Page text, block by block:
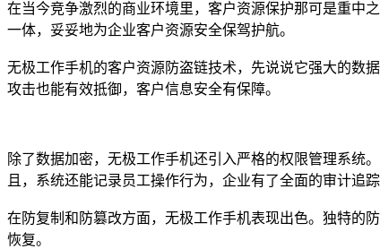
在当今竞争激烈的商业环境里，客户资源保护那可是重中
一体，妥妥地为企业客户资源安全保驾护航。
无极工作手机的客户资源防盗链技术，先说说它强大的数
攻击也能有效抵御，客户信息安全有保障。
除了数据加密，无极工作手机还引入严格的权限管理系统
且，系统还能记录员工操作行为，企业有了全面的审计追踪
在防复制和防篡改方面，无极工作手机表现出色。独特的
恢复。